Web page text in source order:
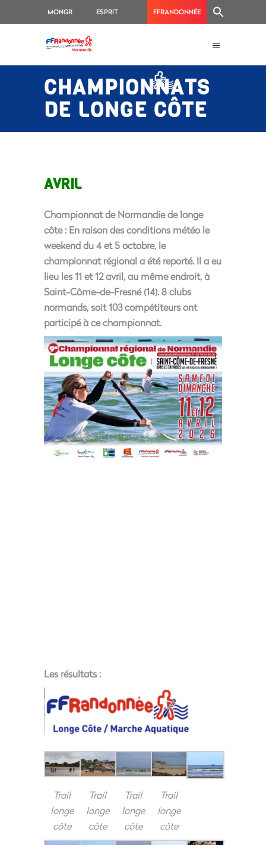
MONGR ESPRIT FFRANDONNÉE
CHAMPIONNATS
DE LONGE CÔTE
AVRIL
Championnat de Normandie de longe
côte : En raison des conditions météo le
weekend du 4 et 5 octobre, le
championnat régional a été reporté. Il a eu
lieu les11 et 12 avril, au même endroit, à
Saint-Côme-de-Fresné (14). 8 clubs
normands, soit 103 compétiteurs ont
participé à ce championnat.
Les résultats :
Trail
longe
côte
Trail
longe
côte
Trail
longe
côte
Trail
longe
côte